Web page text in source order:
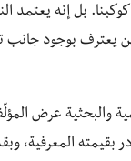
بل إنه يعتمد
حين يعترف بوجود
والبحثية عرض
بقيمته المعرفية،